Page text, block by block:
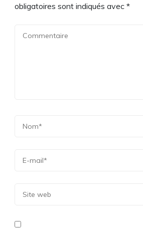
obligatoires sont indiqués avec *